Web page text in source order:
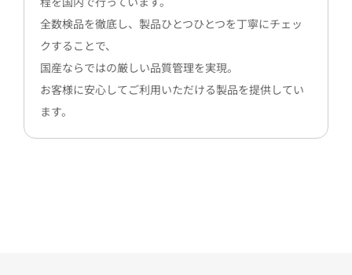
全数検品を徹底し、製品ひとつひとつを丁寧にチェッ
クすることで、
国産ならではの厳しい品質管理を実現。
お客様に安心してご利用いただける製品を提供してい
ます。